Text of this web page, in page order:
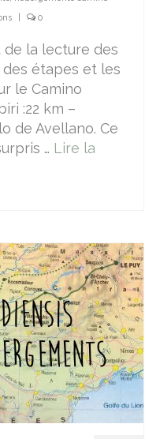
la calebasse
Francès
0
la lecture des
étapes et les
le Camino
:22 km –
de Avellano. Ce
… Lire la